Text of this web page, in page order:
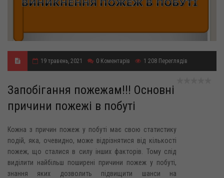
19 травень, 2021 0 Коментарів 1 208 Переглядів
Запобігання пожежам!!! Основні
причини пожежі в побуті
Кожна з причин пожеж у побуті має свою статистику
подій, яка, очевидно, може відрізнятися від кількості
пожеж, що сталися в силу інших факторів. Тому слід
виділити найбільш поширені причини пожеж у побуті,
знання яких дозволить підвищити шанси на